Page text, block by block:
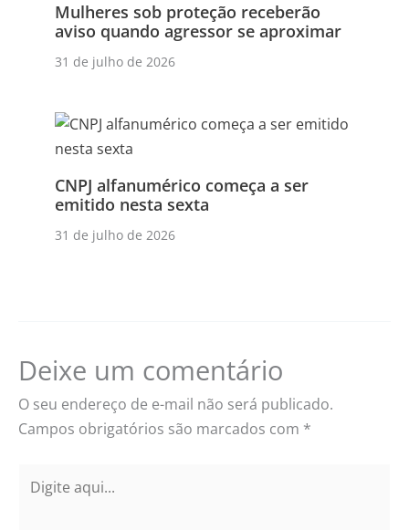
Mulheres sob proteção receberão
aviso quando agressor se aproximar
31 de julho de 2026
CNPJ alfanumérico começa a ser
emitido nesta sexta
31 de julho de 2026
Deixe um comentário
O seu endereço de e-mail não será publicado.
Campos obrigatórios são marcados com *
aqui...